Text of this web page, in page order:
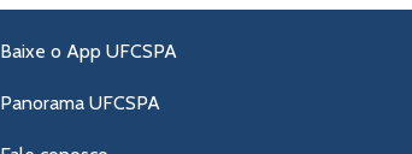
Baixe o App UFCSPA
Panorama UFCSPA